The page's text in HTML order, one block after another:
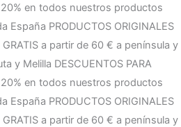
20% en todos nuestros productos
España PRODUCTOS ORIGINALES
GRATIS a partir de 60 € a península y
y Melilla DESCUENTOS PARA
20% en todos nuestros productos
España PRODUCTOS ORIGINALES
GRATIS a partir de 60 € a península y